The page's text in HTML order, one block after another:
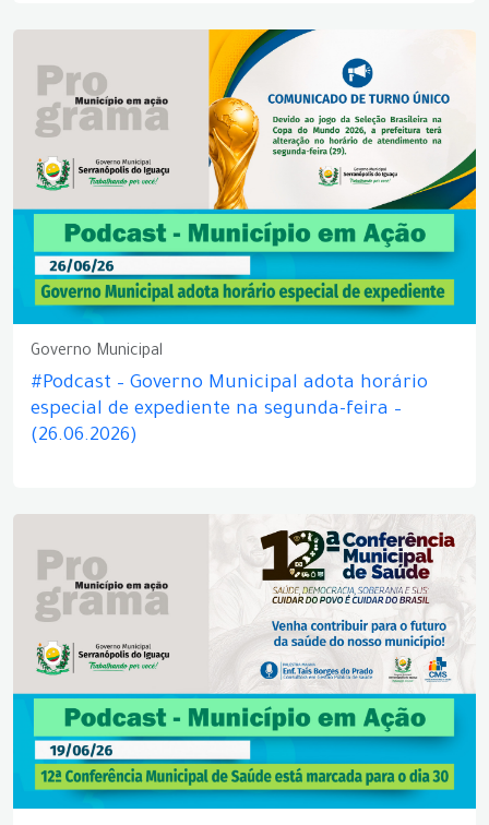
Governo Municipal
#Podcast – Governo Municipal adota horário
especial de expediente na segunda-feira –
(26.06.2026)